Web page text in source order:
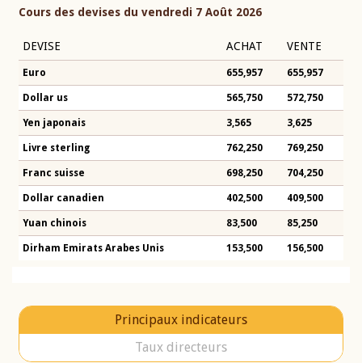
Cours des devises du vendredi 7 Août 2026
DEVISE ACHAT VENTE
Euro 655,957 655,957
Dollar us 565,750 572,750
Yen japonais 3,565 3,625
Livre sterling 762,250 769,250
Franc suisse 698,250 704,250
Dollar canadien 402,500 409,500
Yuan chinois 83,500 85,250
Dirham Emirats Arabes Unis 153,500 156,500
Principaux indicateurs
Taux directeurs